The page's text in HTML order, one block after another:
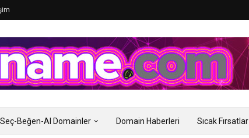
Seç-Beğen-Al Domainler Domain Haberleri Sıcak Fırsatlar